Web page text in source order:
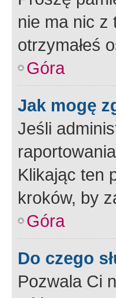
nie ma nic z
otrzymałeś
Góra
Jak mogę
Jeśli
Klikając ten
kroków, by
Góra
Do czego
Pozwala Ci